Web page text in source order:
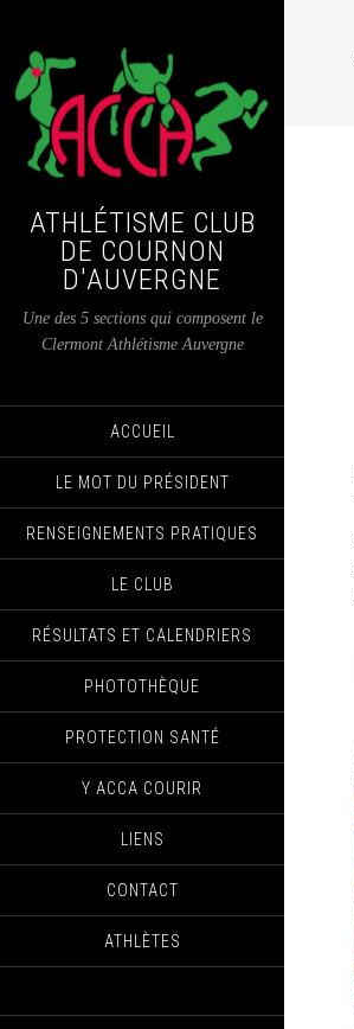
ATHLÉTISME CLUB
DE COURNON
D'AUVERGNE
Une des 5 sections qui composent le
Clermont Athlétisme Auvergne
ACCUEIL
LE MOT DU PRÉSIDENT
RENSEIGNEMENTS PRATIQUES
LE CLUB
RÉSULTATS ET CALENDRIERS
PHOTOTHÈQUE
PROTECTION SANTÉ
Y ACCA COURIR
LIENS
CONTACT
ATHLÈTES